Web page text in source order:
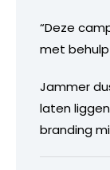
“Deze
met behulp
Jammer
laten
branding